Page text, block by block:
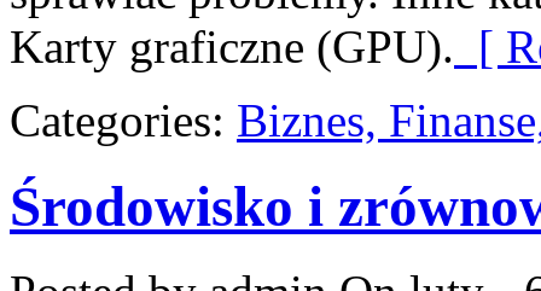
Karty graficzne (GPU). [
Categories: Biznes,
Środowisko i